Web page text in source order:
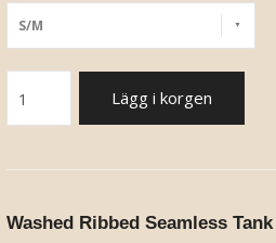
S/M
Lägg i korgen
Washed Ribbed Seamless